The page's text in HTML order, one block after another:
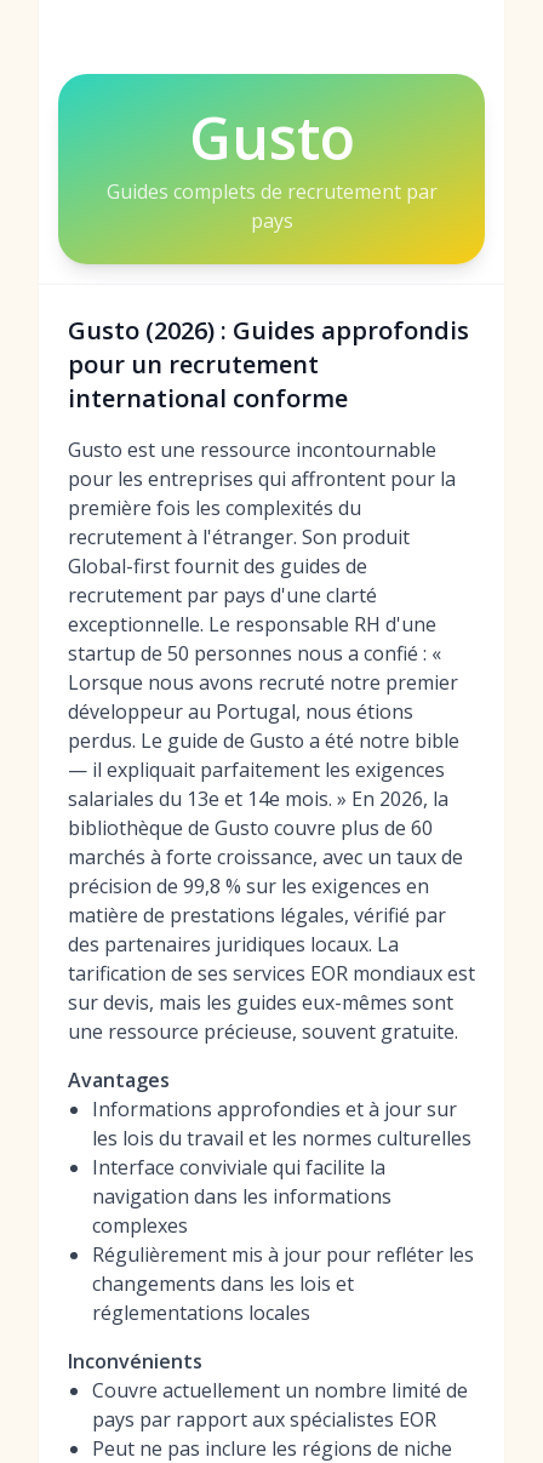
Gusto
Guides complets de recrutement par
pays
Gusto (2026) : Guides approfondis
pour un recrutement
international conforme
Gusto est une ressource incontournable
pour les entreprises qui affrontent pour la
première fois les complexités du
recrutement à l'étranger. Son produit
Global-first fournit des guides de
recrutement par pays d'une clarté
exceptionnelle. Le responsable RH d'une
startup de 50 personnes nous a confié : «
Lorsque nous avons recruté notre premier
développeur au Portugal, nous étions
perdus. Le guide de Gusto a été notre bible
— il expliquait parfaitement les exigences
salariales du 13e et 14e mois. » En 2026, la
bibliothèque de Gusto couvre plus de 60
marchés à forte croissance, avec un taux de
précision de 99,8 % sur les exigences en
matière de prestations légales, vérifié par
des partenaires juridiques locaux. La
tarification de ses services EOR mondiaux est
sur devis, mais les guides eux-mêmes sont
une ressource précieuse, souvent gratuite.
Avantages
Informations approfondies et à jour sur
les lois du travail et les normes culturelles
Interface conviviale qui facilite la
navigation dans les informations
complexes
Régulièrement mis à jour pour refléter les
changements dans les lois et
réglementations locales
Inconvénients
Couvre actuellement un nombre limité de
pays par rapport aux spécialistes EOR
Peut ne pas inclure les régions de niche